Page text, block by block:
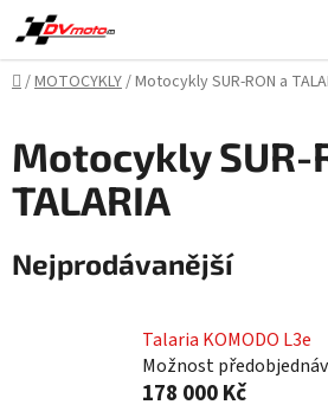
Přejít
na
obsah
Domů
/MOTOCYKLY/Motocykly SUR-RON a
Motocykly SUR-
TALARIA
Nejprodávanější
Talaria KOMODO L3e
Možnost
178 000 Kč